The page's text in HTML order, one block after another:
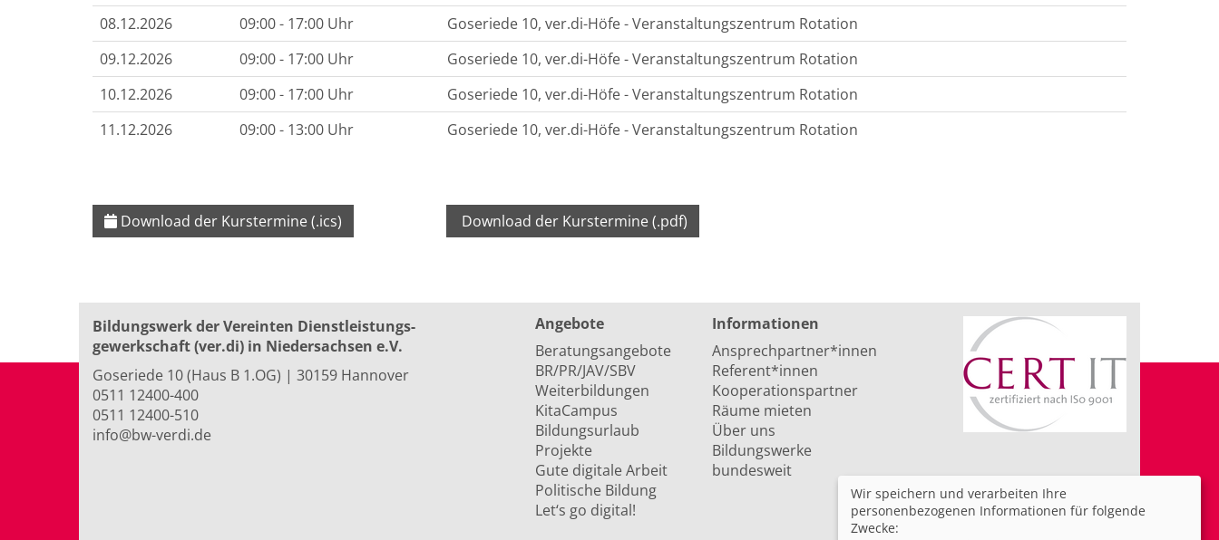
08.12.2026
09:00 - 17:00 Uhr
Goseriede 10, ver.di-Höfe - Veranstaltungszentrum Rotation
09.12.2026
09:00 - 17:00 Uhr
Goseriede 10, ver.di-Höfe - Veranstaltungszentrum Rotation
10.12.2026
09:00 - 17:00 Uhr
Goseriede 10, ver.di-Höfe - Veranstaltungszentrum Rotation
11.12.2026
09:00 - 13:00 Uhr Goseriede 10, ver.di-Höfe - Veranstaltungszentrum Rotation
Download der Kurstermine (.ics) Download der Kurstermine (.pdf)
Bildungswerk der Vereinten Dienst­leis­tungs­
ge­werk­schaft (ver.di) in Niedersachsen e.V.
Goseriede 10 (Haus B 1.OG) | 30159 Hannover
0511 12400-400
0511 12400-510
info@bw-verdi.de
Angebote
Beratungsangebote
BR/PR/JAV/SBV
Weiterbildungen
KitaCampus
Bildungsurlaub
Projekte
Gute digitale Arbeit
Politische Bildung
Let‘s go digital!
Informationen
Ansprechpartner*innen
Referent*innen
Kooperationspartner
Räume mieten
Über uns
Bildungswerke
bundesweit
Wir speichern und verarbeiten Ihre
personenbezogenen Informationen für folgende
Zwecke: